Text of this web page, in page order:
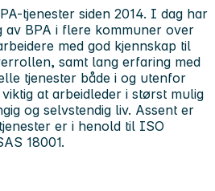
tjenester siden 2014. I dag har
av BPA i flere kommuner over
med god kjennskap til
samt lang erfaring med
tjenester både i og utenfor
at arbeidleder i størst mulig
og selvstendig liv. Assent er
er i henold til ISO
18001.